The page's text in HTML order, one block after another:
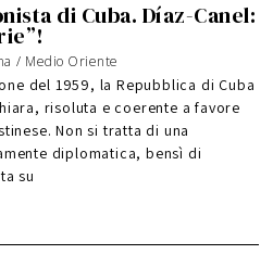
di Cuba. Díaz-Canel:
/ Medio Oriente
del 1959, la Repubblica di Cuba
risoluta e coerente a favore
Non si tratta di una
diplomatica, bensì di
su